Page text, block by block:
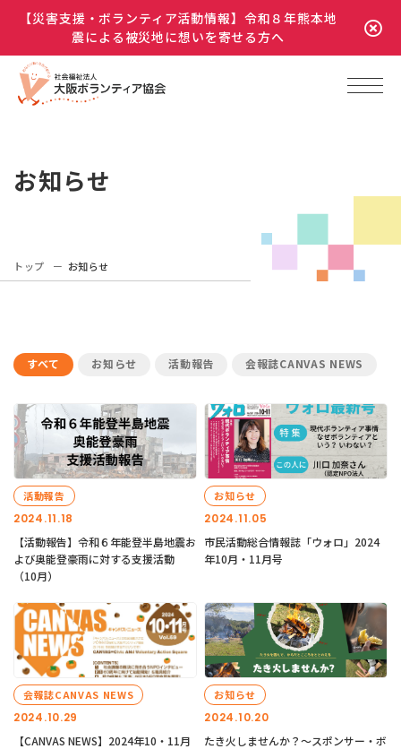
【災害支援・ボランティア活動情報】令和８年熊本地
震による被災地に想いを寄せる方へ
お知らせ
トップ お知らせ
すべて お知らせ 活動報告 会報誌CANVAS NEWS
2024.11.18
活動報告
【活動報告】令和６年能登半島地震お
よび奥能登豪雨に対する支援活動
（10月）
2024.11.05
お知らせ
市民活動総合情報誌「ウォロ」2024
年10月・11月号
2024.10.29
会報誌CANVAS NEWS
【CANVAS NEWS】2024年10・11月
2024.10.20
お知らせ
たき火しませんか？～スポンサー・ボ